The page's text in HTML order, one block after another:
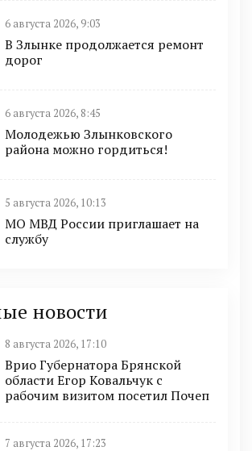
6 августа 2026, 9:03
В Злынке продолжается ремонт
дорог
6 августа 2026, 8:45
Молодежью Злынковского
района можно гордиться!
5 августа 2026, 10:13
МО МВД России приглашает на
службу
новости
8 августа 2026, 17:10
Врио Губернатора Брянской
области Егор Ковальчук с
рабочим визитом посетил Почеп
7 августа 2026, 17:23